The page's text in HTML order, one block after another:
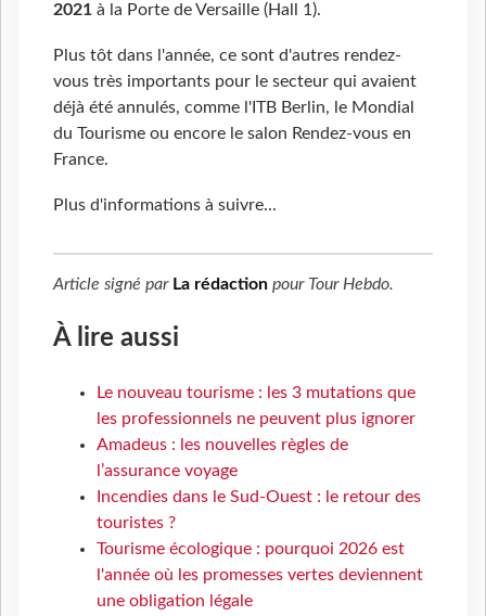
2021 à la Porte de Versaille (Hall 1).
Plus tôt dans l'année, ce sont d'autres rendez-
vous très importants pour le secteur qui avaient
déjà été annulés, comme l'ITB Berlin, le Mondial
du Tourisme ou encore le salon Rendez-vous en
France.
Plus d'informations à suivre...
Article signé par La rédaction pour Tour Hebdo.
À lire aussi
Le nouveau tourisme : les 3 mutations que
les professionnels ne peuvent plus ignorer
Amadeus : les nouvelles règles de
l’assurance voyage
Incendies dans le Sud-Ouest : le retour des
touristes ?
Tourisme écologique : pourquoi 2026 est
l'année où les promesses vertes deviennent
une obligation légale